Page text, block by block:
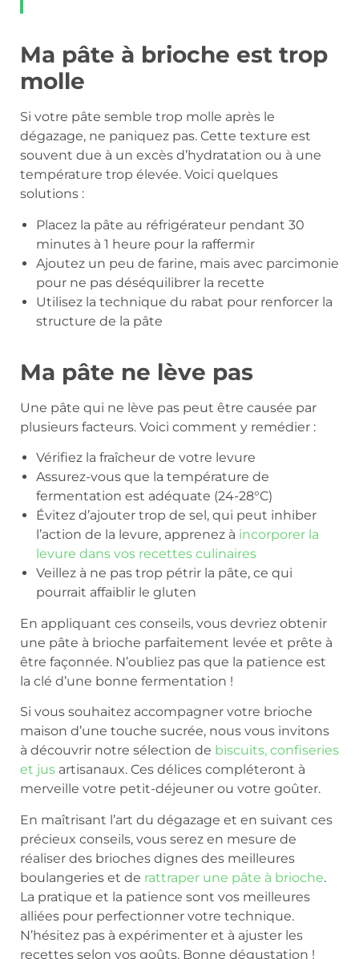
Ma pâte à brioche est trop
molle
Si votre pâte semble trop molle après le
dégazage, ne paniquez pas. Cette texture est
souvent due à un excès d’hydratation ou à une
température trop élevée. Voici quelques
solutions :
Placez la pâte au réfrigérateur pendant 30
minutes à 1 heure pour la raffermir
Ajoutez un peu de farine, mais avec parcimonie
pour ne pas déséquilibrer la recette
Utilisez la technique du rabat pour renforcer la
structure de la pâte
Ma pâte ne lève pas
Une pâte qui ne lève pas peut être causée par
plusieurs facteurs. Voici comment y remédier :
Vérifiez la fraîcheur de votre levure
Assurez-vous que la température de
fermentation est adéquate (24-28°C)
Évitez d’ajouter trop de sel, qui peut inhiber
l’action de la levure, apprenez à incorporer la
levure dans vos recettes culinaires
Veillez à ne pas trop pétrir la pâte, ce qui
pourrait affaiblir le gluten
En appliquant ces conseils, vous devriez obtenir
une pâte à brioche parfaitement levée et prête à
être façonnée. N’oubliez pas que la patience est
la clé d’une bonne fermentation !
Si vous souhaitez accompagner votre brioche
maison d’une touche sucrée, nous vous invitons
à découvrir notre sélection de biscuits, confiseries
et jus artisanaux. Ces délices compléteront à
merveille votre petit-déjeuner ou votre goûter.
En maîtrisant l’art du dégazage et en suivant ces
précieux conseils, vous serez en mesure de
réaliser des brioches dignes des meilleures
boulangeries et de rattraper une pâte à brioche.
La pratique et la patience sont vos meilleures
alliées pour perfectionner votre technique.
N’hésitez pas à expérimenter et à ajuster les
recettes selon vos goûts. Bonne dégustation !